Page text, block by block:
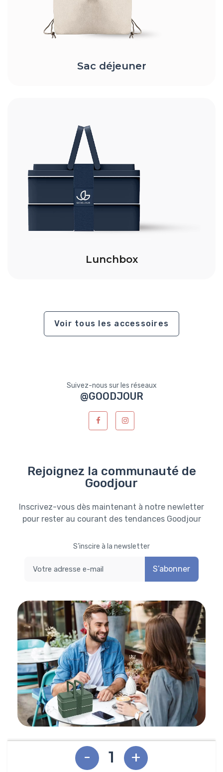
Sac déjeuner
Lunchbox
Voir tous les accessoires
Suivez-nous sur les réseaux
@GOODJOUR
Rejoignez la communauté de
Goodjour
Inscrivez-vous dès maintenant à notre newletter
pour rester au courant des tendances Goodjour
S’inscire à la newsletter
S’abonner
- +